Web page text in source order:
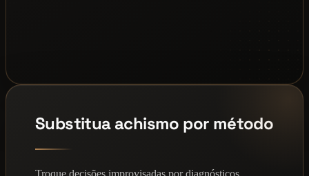
Substitua achismo por método
Troque decisões improvisadas por diagnósticos,